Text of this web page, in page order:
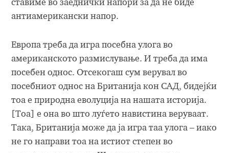
ставиме во заеднички напори за да не биде
антиамерикански напор.
Европа треба да игра посебна улога во
американското размислување. И треба да има
посебен однос. Отсекогаш сум верувал во
посебниот однос на Британија кон САД, бидејќи
тоа е природна еволуција на нашата историја.
[Тоа] е она во што луѓето навистина веруваат.
Така, Британија може да ја игра таа улога – иако
не го направи тоа на истиот степен во